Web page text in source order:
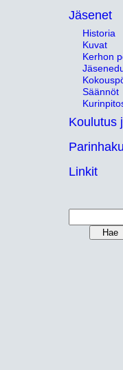
Jäsenet
Historia
Kuvat
Kerhon
Säännöt
Koulutus
Parinhaku
Linkit